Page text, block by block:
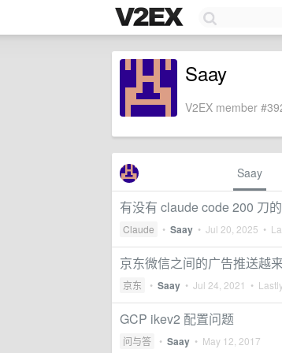
Saay
V2EX member
Saay
有没有 claude code 200 刀的
Claude • Saay • Jul 20, 2025 •
京东微信之间的广告推送越
京东 • Saay • Jul 24, 2021 •
GCP ikev2 配置问题
问与答 • Saay • May 12, 2017